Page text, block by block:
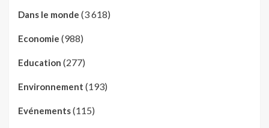
Dans le monde (3 618)
Economie (988)
Education (277)
Environnement (193)
Evénements(115)